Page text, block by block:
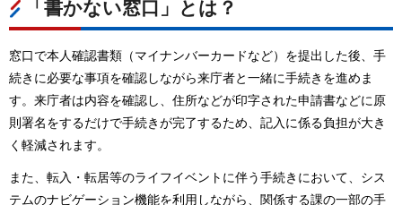
「書かない窓口」とは？
窓口で本人確認書類（マイナンバーカードなど）を提出した後、手
続きに必要な事項を確認しながら来庁者と一緒に手続きを進めま
す。来庁者は内容を確認し、住所などが印字された申請書などに原
則署名をするだけで手続きが完了するため、記入に係る負担が大き
く軽減されます。
また、転入・転居等のライフイベントに伴う手続きにおいて、シス
テムのナビゲーション機能を利用しながら、関係する課の一部の手